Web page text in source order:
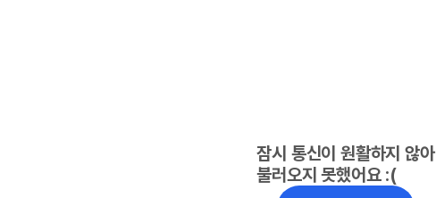
잠시 통신이 원활하지 않아
불러오지 못했어요 :(